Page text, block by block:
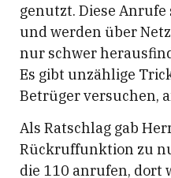
genutzt. Diese
und werden über
nur schwer
Es gibt unzählige
Betrüger versuchen,
Als Ratschlag gab
Rückruffunktion zu
die 110 anrufen, dort